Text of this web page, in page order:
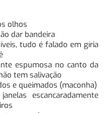
olhos
dar bandeira
tudo é falado em gíria
espumosa no canto da
tem salivação
e queimados (maconha)
escancaradamente